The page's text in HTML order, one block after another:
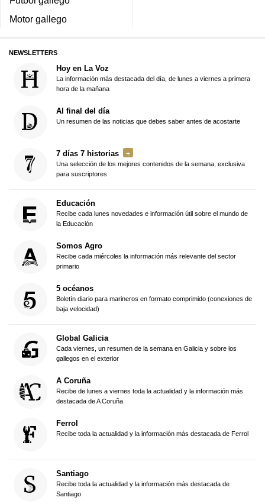
Motor gallego
NEWSLETTERS
Hoy en La Voz
La información más destacada del día, de lunes a viernes a primera
hora de la mañana
Al final del día
Un resumen de las noticias que debes saber antes de acostarte
7 días 7 historias
Una selección de los mejores contenidos de la semana, exclusiva
para suscriptores
Educación
Recibe cada lunes novedades e información útil sobre el mundo de
la Educación
Somos Agro
Recibe cada miércoles la información más relevante del sector
primario
5 océanos
Boletín diario para marineros en formato comprimido (conexiones de
baja velocidad)
Global Galicia
Cada viernes, un resumen de la semana en Galicia y sobre los
gallegos en el exterior
A Coruña
Recibe de lunes a viernes toda la actualidad y la información más
destacada de A Coruña
Ferrol
Recibe toda la actualidad y la información más destacada de Ferrol
Santiago
Recibe toda la actualidad y la información más destacada de
Santiago